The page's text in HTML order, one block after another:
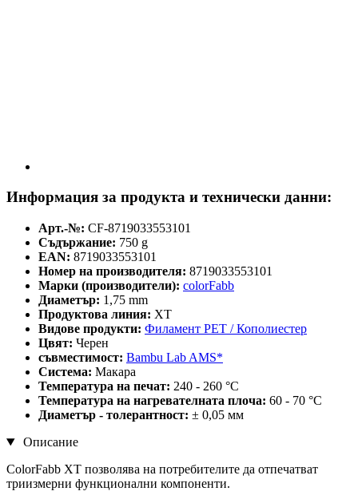
Информация за продукта и технически данни:
Арт.-№: CF-8719033553101
Съдържание: 750 g
EAN: 8719033553101
Номер на производителя: 8719033553101
Марки (производители): colorFabb
Диаметър: 1,75 mm
Продуктова линия: XT
Видове продукти: Филамент PET / Кополиестер
Цвят: Черен
съвместимост: Bambu Lab AMS*
Система: Макара
Температура на печат: 240 - 260 °C
Температура на нагревателната плоча: 60 - 70 °C
Диаметър - толерантност: ± 0,05 мм
Описание
ColorFabb XT позволява на потребителите да отпечатват
триизмерни функционални компоненти.